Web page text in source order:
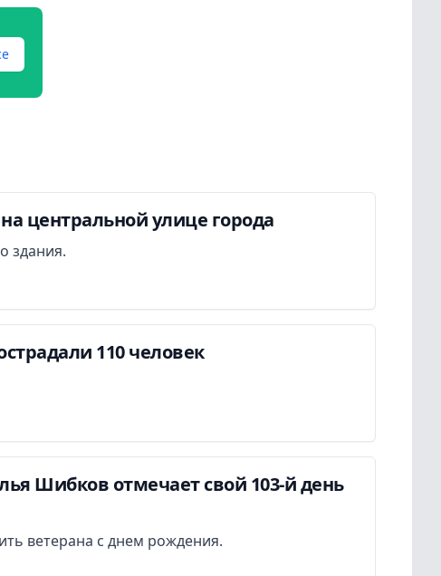
центральной улице города
здания.
110 человек
Шибков отмечает свой 103-й день
ветерана с днем рождения.